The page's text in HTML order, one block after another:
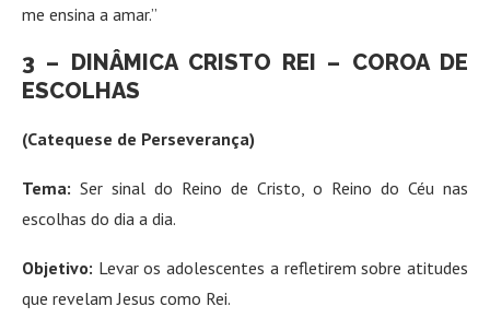
me ensina a amar.”
3 – DINÂMICA CRISTO REI – COROA DE
ESCOLHAS
(Catequese de Perseverança)
Tema: Ser sinal do Reino de Cristo, o Reino do Céu nas
escolhas do dia a dia.
Objetivo: Levar os adolescentes a refletirem sobre atitudes
que revelam Jesus como Rei.